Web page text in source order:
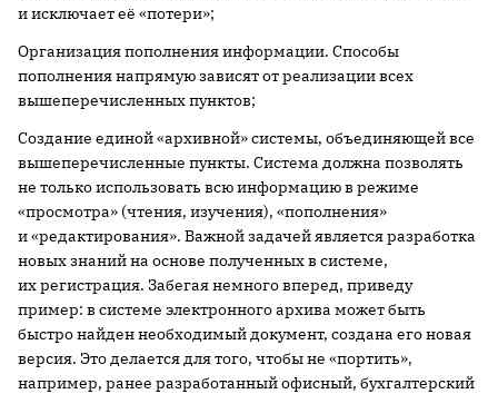
и исключает её «потери»;
Организация пополнения информации. Способы
пополнения напрямую зависят от реализации всех
вышеперечисленных пунктов;
Создание единой «архивной» системы, объединяющей все
вышеперечисленные пункты. Система должна позволять
не только использовать всю информацию в режиме
«просмотра» (чтения, изучения), «пополнения»
и «редактирования». Важной задачей является разработка
новых знаний на основе полученных в системе,
их регистрация. Забегая немного вперед, приведу
пример: в системе электронного архива может быть
быстро найден необходимый документ, создана его новая
версия. Это делается для того, чтобы не «портить»,
например, ранее разработанный офисный, бухгалтерский